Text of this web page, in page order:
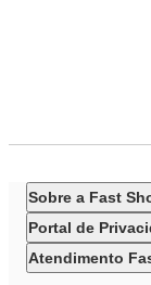
Indução com
Tampa Ø 18 x 8
Litros01 Espátula
A Espátula e a
fáceis de limpar e
em itens com
Sobre a Fast
Portal de
Atendimento